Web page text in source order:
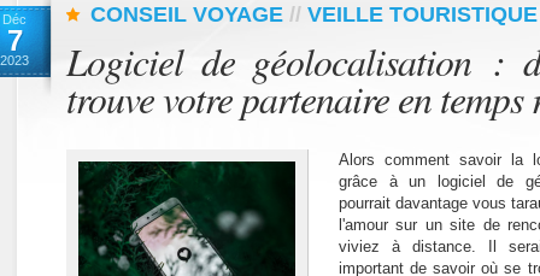
Déc
7
2023
CONSEIL VOYAGE // VEILLE TOURISTIQUE
Logiciel de géolocalisation :
trouve votre partenaire en temps
Alors comment savoir la
grâce à un logiciel de
pourrait davantage vous
l'amour sur un site de
viviez à distance. Il
important de savoir où se